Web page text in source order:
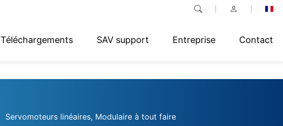
Téléchargements SAV support Entreprise Contact
Servomoteurs linéaires, Modulaire à tout faire